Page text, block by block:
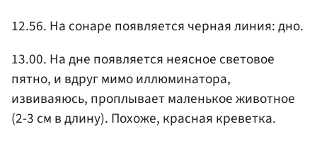
12.56. На сонаре появляется черная линия: дно.
13.00. На дне появляется неясное световое
пятно, и вдруг мимо иллюминатора,
извиваяюсь, проплывает маленькое животное
(2-3 см в длину). Похоже, красная креветка.